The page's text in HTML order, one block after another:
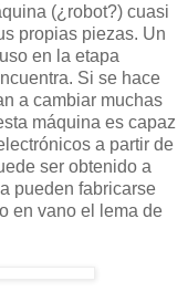
(¿robot?) cuasi
propias piezas. Un
en la etapa
Si se hace
a cambiar muchas
máquina es capaz
a partir de
ser obtenido a
pueden fabricarse
en vano el lema de